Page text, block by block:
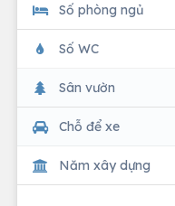
Số phòng ngủ
Số WC
Sân vườn
Chỗ để xe
Năm xây dựng